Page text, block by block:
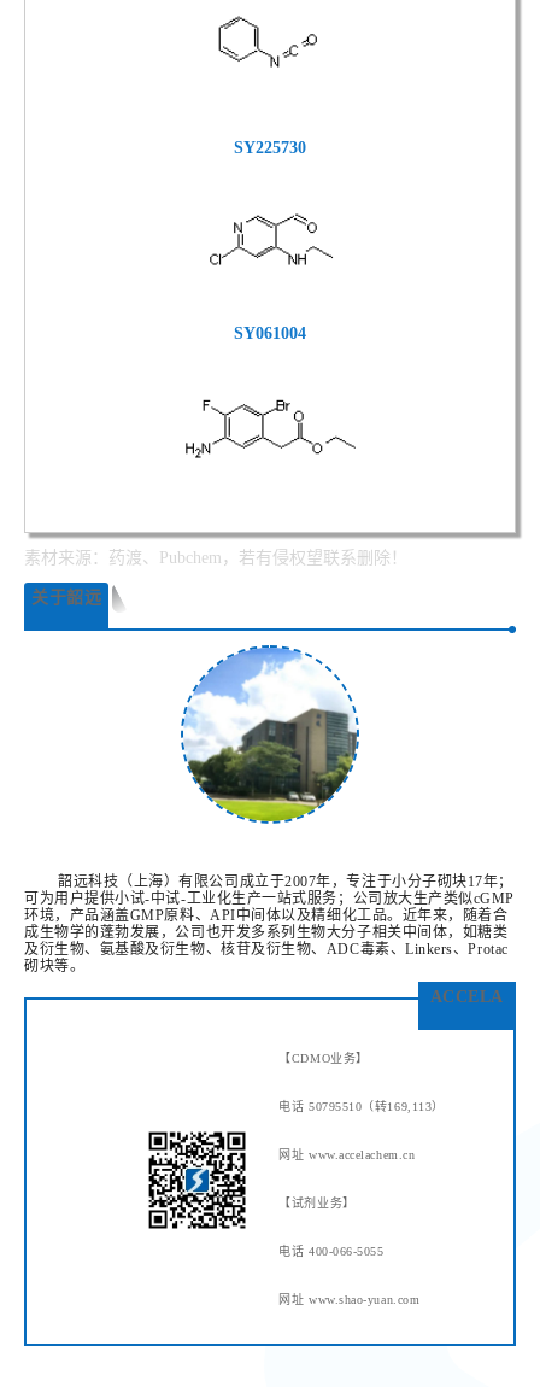
SY225730
SY061004
素材来源：药渡、Pubchem，若有侵权望联系删除！
关于韶远
韶远科技（上海）有限公司成立于2007年，专注于小分子砌块17年；
可为用户提供小试-中试-工业化生产一站式服务；公司放大生产类似cGMP
环境，产品涵盖GMP原料、API中间体以及精细化工品。 近年来，随着合
成生物学的蓬勃发展，公司也开发多系列生物大分子相关中间体，如糖类
及衍生物、氨基酸及衍生物、核苷及衍生物、ADC毒素、Linkers、Protac
砌块等。
ACCELA
【CDMO业务】
电话 50795510（转169,113）
网址 www.accelachem.cn
【试剂业务】
电话 400-066-5055
网址 www.shao-yuan.com